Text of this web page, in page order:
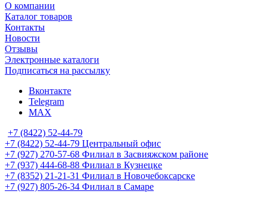
О компании
Каталог товаров
Контакты
Новости
Отзывы
Электронные каталоги
Подписаться на рассылку
Вконтакте
Telegram
MAX
+7 (8422) 52-44-79
+7 (8422) 52-44-79 Центральный офис
+7 (927) 270-57-68 Филиал в Засвияжском районе
+7 (937) 444-68-88 Филиал в Кузнецке
+7 (8352) 21-21-31 Филиал в Новочебоксарске
+7 (927) 805-26-34 Филиал в Самаре